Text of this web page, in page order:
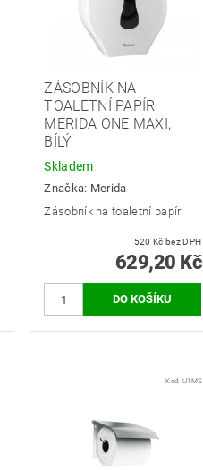
ZÁSOBNÍK NA
TOALETNÍ PAPÍR
MERIDA ONE MAXI,
BÍLÝ
Skladem
Značka: Merida
Zásobník na toaletní papír.
520 Kč bez DPH
629,20 Kč
Kód: U1MS